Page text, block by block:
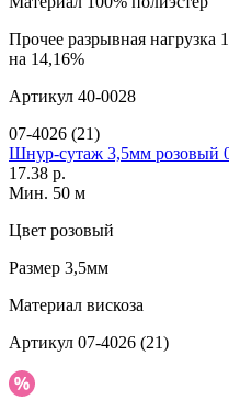
Прочее разрывная нагрузка
на 14,16%
Артикул 40-0028
07-4026 (21)
Шнур-сутаж 3,5мм розовый
17.38 р.
Мин. 50 м
Цвет розовый
Размер 3,5мм
Материал вискоза
Артикул 07-4026 (21)